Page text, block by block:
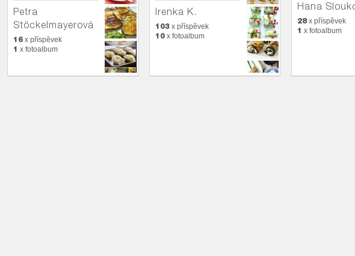
Petra
Stöckelmayerová
16 x příspěvek
1 x fotoalbum
Irenka K.
103 x příspěvek
10 x fotoalbum
Hana
28x příspěvek
1 x fotoalbum